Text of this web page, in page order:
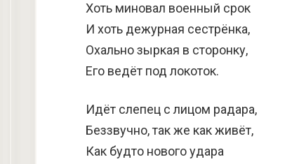
Хоть миновал военный срок
И хоть дежурная сестрёнка,
Охально зыркая в сторонку,
Его ведёт под локоток.
Идёт слепец с лицом радара,
Беззвучно, так же как живёт,
Как будто нового удара